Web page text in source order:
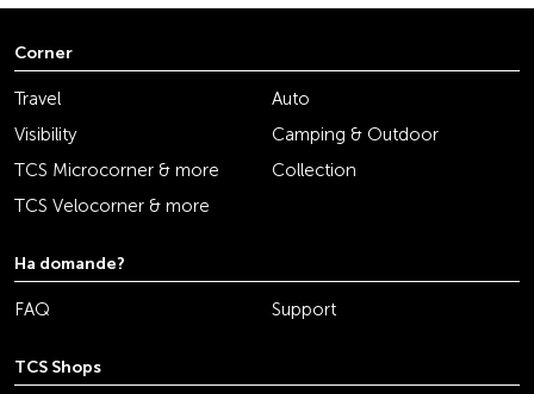
Corner
Travel
Auto
Visibility
Camping & Outdoor
TCS Microcorner & more
Collection
TCS Velocorner & more
Ha domande?
FAQ Support
TCS Shops